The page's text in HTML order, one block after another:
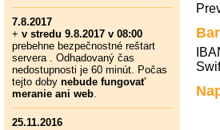
7.8.2017
+ v stredu 9.8.2017 v 08:00
prebehne bezpečnostné reštart
servera . Odhadovaný čas
nedostupnosti je 60 minút. Počas
tejto doby nebude fungovať
meranie ani web.
25.11.2016